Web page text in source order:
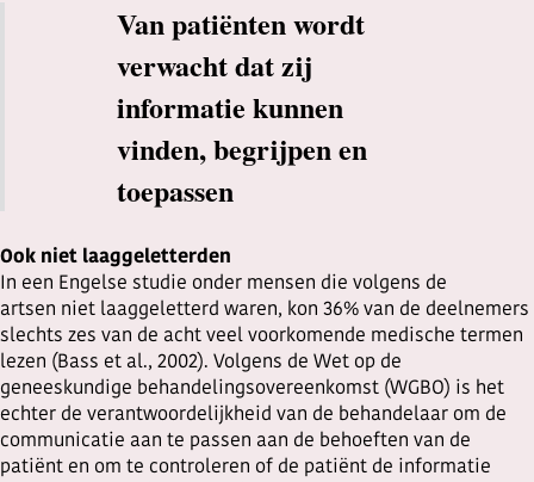
Van patiënten wordt
verwacht dat zij
informatie kunnen
vinden, begrijpen en
toepassen
Ook niet laaggeletterden
In een Engelse studie onder mensen die volgens de
artsen niet laaggeletterd waren, kon 36% van de deelnemers
slechts zes van de acht veel voorkomende medische termen
lezen (Bass et al., 2002). Volgens de Wet op de
geneeskundige behandelingsovereenkomst (WGBO) is het
echter de verantwoordelijkheid van de behandelaar om de
communicatie aan te passen aan de behoeften van de
patiënt en om te controleren of de patiënt de informatie